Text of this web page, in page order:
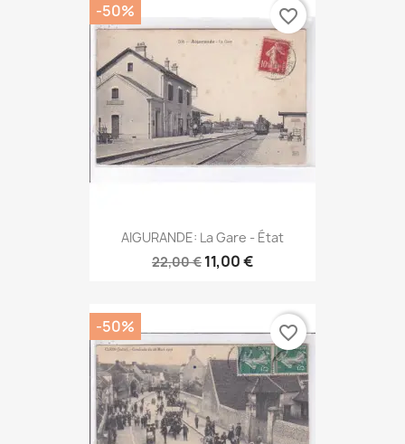
AIGURANDE: La Gare - État
22,00 € 11,00 €
-50% favorite_border
-50% favorite_border